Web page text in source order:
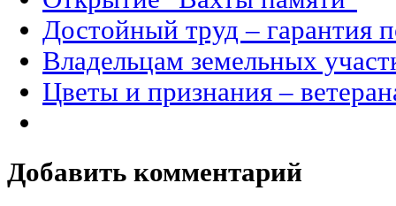
Достойный труд – гарантия
Владельцам земельных
Цветы и признания ‒
Добавить комментарий